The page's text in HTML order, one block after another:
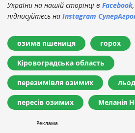
України на нашій сторінці в Facebook,
підписуйтесь на Instagram
озима пшениця горох
Кіровоградська область
перезимівля озимих
пересів озимих Меланія